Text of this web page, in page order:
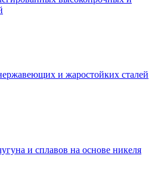
и жаростойких сталей
и сплавов на основе никеля